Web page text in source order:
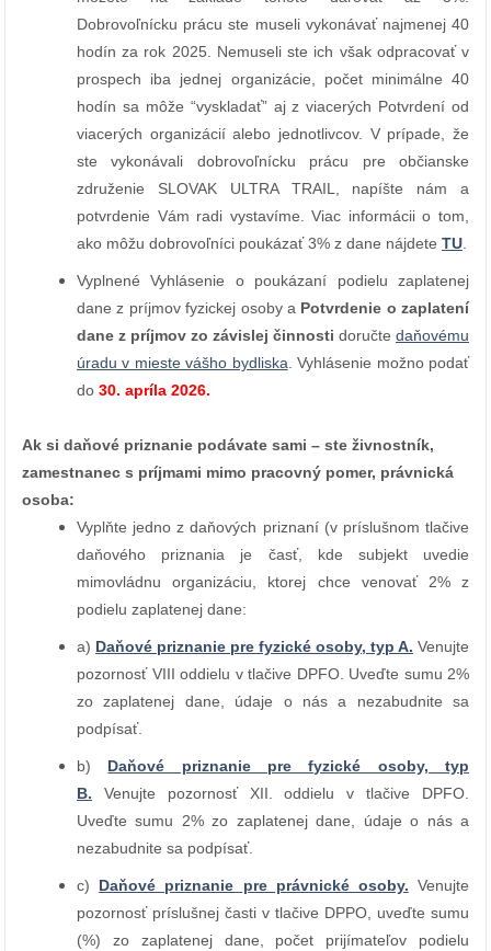
Dobrovoľnícku prácu ste museli vykonávať najmenej 40
hodín za rok 2025. Nemuseli ste ich však odpracovať v
prospech iba jednej organizácie, počet minimálne 40
hodín sa môže “vyskladať” aj z viacerých Potvrdení od
viacerých organizácií alebo jednotlivcov. V prípade, že
ste vykonávali dobrovoľnícku prácu pre občianske
združenie SLOVAK ULTRA TRAIL, napíšte nám a
potvrdenie Vám radi vystavíme. Viac informácii o tom,
ako môžu dobrovoľníci poukázať 3% z dane nájdete TU.
Vyplnené Vyhlásenie o poukázaní podielu zaplatenej
dane z príjmov fyzickej osoby a Potvrdenie o zaplatení
dane z príjmov zo závislej činnosti doručte daňovému
úradu v mieste vášho bydliska. Vyhlásenie možno podať
do 30. apríla 2026.
Ak si daňové priznanie podávate sami – ste živnostník,
zamestnanec s príjmami mimo pracovný pomer, právnická
osoba:
Vyplňte jedno z daňových priznaní (v príslušnom tlačive
daňového priznania je časť, kde subjekt uvedie
mimovládnu organizáciu, ktorej chce venovať 2% z
podielu zaplatenej dane:
a) Daňové priznanie pre fyzické osoby, typ A. Venujte
pozornosť VIII oddielu v tlačive DPFO. Uveďte sumu 2%
zo zaplatenej dane, údaje o nás a nezabudnite sa
podpísať.
b) Daňové priznanie pre fyzické osoby, typ
B. Venujte pozornosť XII. oddielu v tlačive DPFO.
Uveďte sumu 2% zo zaplatenej dane, údaje o nás a
nezabudnite sa podpísať.
c) Daňové priznanie pre právnické osoby. Venujte
pozornosť príslušnej časti v tlačive DPPO, uveďte sumu
(%) zo zaplatenej dane, počet prijímateľov podielu